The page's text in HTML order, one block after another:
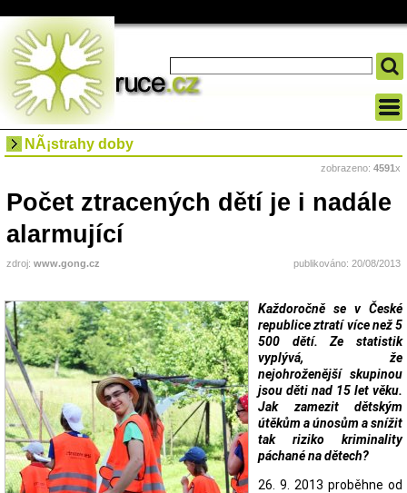
NÃ¡strahy doby
zobrazeno: 4591x
Počet ztracených dětí je i nadále
alarmující
zdroj: www.gong.cz publikováno: 20/08/2013
Každoročně se v České
republice ztratí více než 5
500 dětí. Ze statistik
vyplývá, že
nejohroženější skupinou
jsou děti nad 15 let věku.
Jak zamezit dětským
útěkům a únosům a snížit
tak riziko kriminality
páchané na dětech?
26. 9. 2013 proběhne od